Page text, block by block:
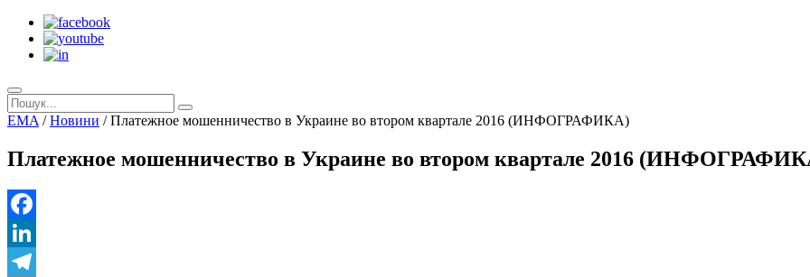
EMA /Новини /Платежное мошенничество в Украине во втором квартале 2016 (ИНФОГРАФИКА)
Платежное мошенничество в Украине во втором квартале 2016
Facebook
LinkedIn